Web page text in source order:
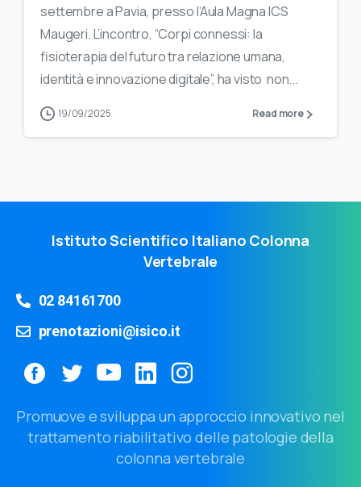
settembre a Pavia, presso l’Aula Magna ICS
Maugeri. L’incontro, “Corpi connessi: la
fisioterapia del futuro tra relazione umana,
identità e innovazione digitale”, ha visto non...
19/09/2025 Read more
Istituto Scientifico Italiano Colonna
Vertebrale
02 84161700
prenotazioni@isico.it
Promuove e sviluppa un approccio innovativo nel
trattamento riabilitativo delle patologie della
colonna vertebrale